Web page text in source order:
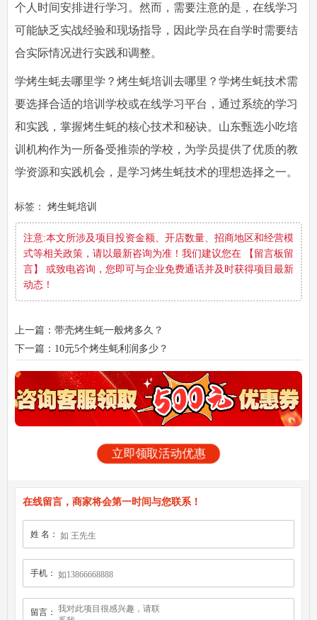
个人时间安排进行学习。然而，需要注意的是，在线学习
可能缺乏实战经验和现场指导，因此学员在自学时需要结
合实际情况进行实践和调整。
学烤生蚝去哪里学？烤生蚝培训去哪里？学烤生蚝技术需
要选择合适的培训学校或在线学习平台，通过系统的学习
和实践，掌握烤生蚝的核心技术和秘诀。山东甄选小吃培
训机构作为一所备受推崇的学校，为学员提供了优质的教
学资源和实践机会，是学习烤生蚝技术的理想选择之一。
标签： 烤生蚝培训
注意:本文所涉及项目投资金额、开店数量、招商地区和经营模
式等相关政策，请以最新咨询为准！我们建议您在 【留言板留
言】 或致电咨询，您即可与企业免费通话并及时获得项目最新
动态！
上一篇：带壳烤生蚝一般烤多久？
下一篇：10元5个烤生蚝利润多少？
立即领取活动优惠
在线留言，商家将会第一时间与您联系！
姓 名：
手机：
留言：